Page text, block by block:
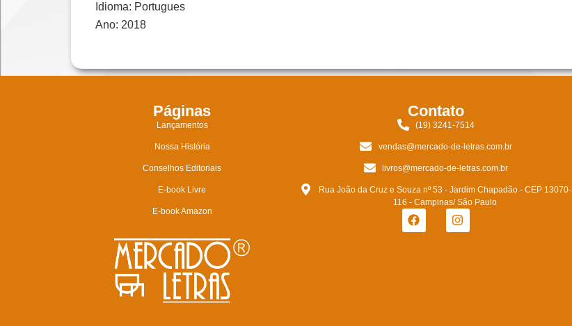
Idioma: Portugues
Ano: 2018
Páginas
Lançamentos
Nossa História
Conselhos Editoriais
E-book Livre
E-book Amazon
Contato
(19) 3241-7514
vendas@mercado-de-letras.com.br
livros@mercado-de-letras.com.br
Rua João da Cruz e Souza nº 53 - Jardim Chapadão - CEP 13070-
116 - Campinas/ São Paulo